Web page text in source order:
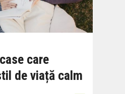
care
de viață calm